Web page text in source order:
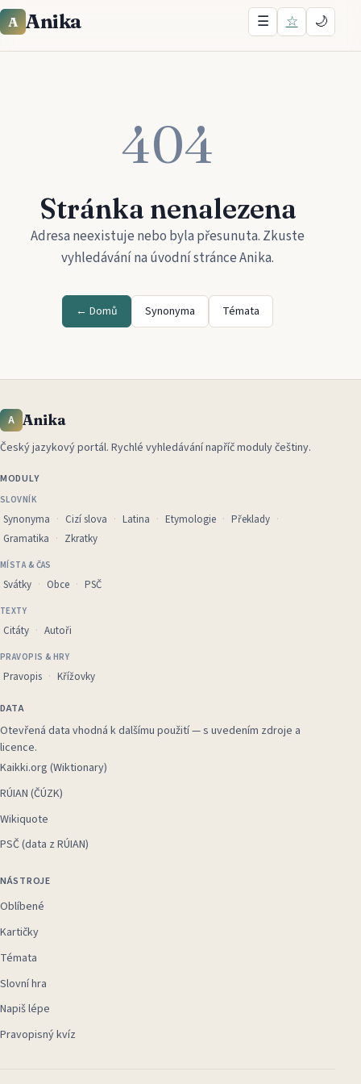
A Anika ☰ ☆ 🌙
404
Stránka nenalezena
Adresa neexistuje nebo byla přesunuta. Zkuste
vyhledávání na úvodní stránceAnika.
← Domů Synonyma Témata
A Anika
Český jazykový portál. Rychlé vyhledávání napříč moduly češtiny.
MODULY
SLOVNÍK
Synonyma Cizí slova Latina Etymologie
Překlady
Gramatika
Zkratky
MÍSTA & ČAS
Svátky Obce PSČ
TEXTY
Citáty Autoři
PRAVOPIS & HRY
Pravopis Křížovky
DATA
Otevřená data vhodná k dalšímu použití — s uvedením zdroje a
licence.
Kaikki.org (Wiktionary)
RÚIAN (ČÚZK)
Wikiquote
PSČ (data z RÚIAN)
NÁSTROJE
Oblíbené
Kartičky
Témata
Slovní hra
Napiš lépe
Pravopisný kvíz